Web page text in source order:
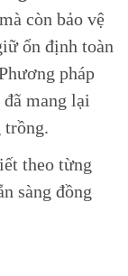
còn bảo vệ
ổn định toàn
pháp
đã mang lại
trồng.
theo từng
sàng đồng